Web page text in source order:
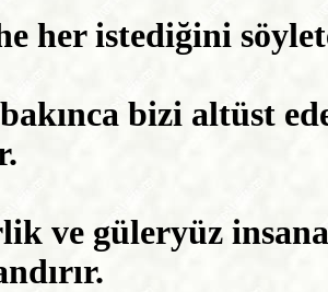
her istediğini
bizi altüst
ve güleryüz